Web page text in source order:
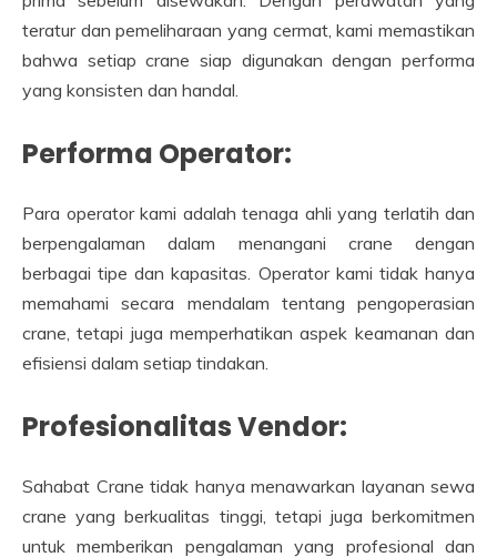
teratur dan pemeliharaan yang cermat, kami memastikan
bahwa setiap crane siap digunakan dengan performa
yang konsisten dan handal.
Performa Operator:
Para operator kami adalah tenaga ahli yang terlatih dan
berpengalaman dalam menangani crane dengan
berbagai tipe dan kapasitas. Operator kami tidak hanya
memahami secara mendalam tentang pengoperasian
crane, tetapi juga memperhatikan aspek keamanan dan
efisiensi dalam setiap tindakan.
Profesionalitas Vendor:
Sahabat Crane tidak hanya menawarkan layanan sewa
crane yang berkualitas tinggi, tetapi juga berkomitmen
untuk memberikan pengalaman yang profesional dan